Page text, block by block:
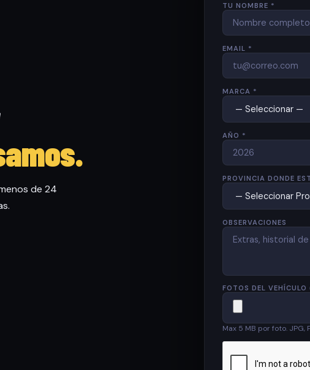
de 24
TU NOMBRE *
EMAIL *
MARCA *
AÑO *
PROVINCIA DONDE
OBSERVACIONES
FOTOS DEL
Max 5 MB por foto. JPG,